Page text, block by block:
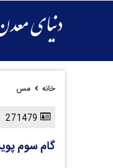
خانه مس
گام سوم